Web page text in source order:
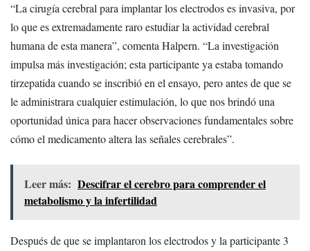
“La cirugía cerebral para implantar los electrodos es invasiva, por
lo que es extremadamente raro estudiar la actividad cerebral
humana de esta manera”, comenta Halpern. “La investigación
impulsa más investigación; esta participante ya estaba tomando
tirzepatida cuando se inscribió en el ensayo, pero antes de que se
le administrara cualquier estimulación, lo que nos brindó una
oportunidad única para hacer observaciones fundamentales sobre
cómo el medicamento altera las señales cerebrales”.
Leer más: Descifrar el cerebro para comprender el
metabolismo y la infertilidad
Después de que se implantaron los electrodos y la participante 3